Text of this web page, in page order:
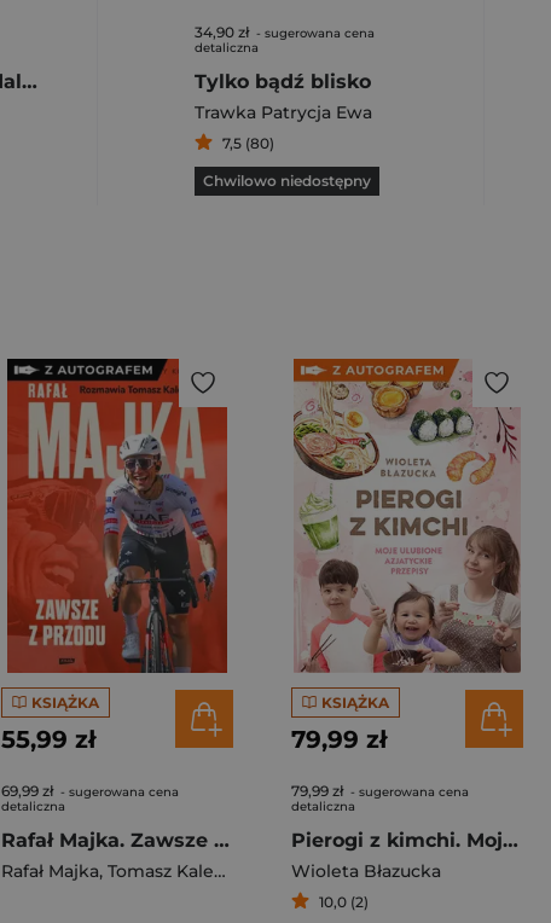
Nie odchodź zbyt daleko
34,90 zł - sugerowana cena
detaliczna
Tylko bądź blisko
Trawka Patrycja Ewa
7,5 (80)
Chwilowo niedostępny
KSIĄŻKA
55,99 zł
69,99 zł - sugerowana cena
detaliczna
Rafał Majka. Zawsze z przodu. Rozmawia Tomasz Kalemba - książka z autografem
Rafał Majka, Tomasz Kalemba
KSIĄŻKA
79,99 zł
79,99 zł - sugerowana cena
detaliczna
Pierogi z kimchi. Moje ulubione azjatyckie przepisy - książka z autografem
Wioleta Błazucka
10,0 (2)